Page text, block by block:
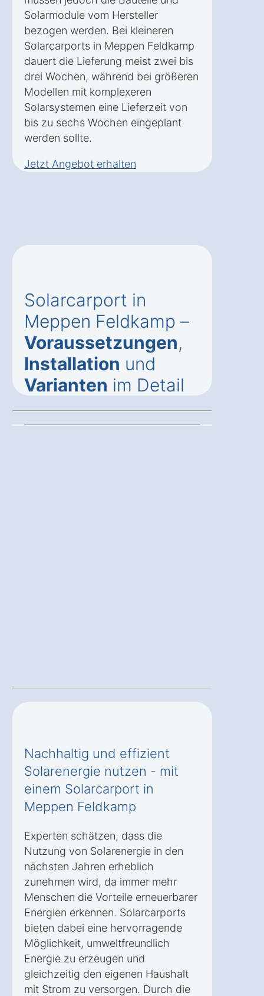
Solarmodule vom Hersteller
bezogen werden. Bei kleineren
Solarcarports in Meppen Feldkamp
dauert die Lieferung meist zwei bis
drei Wochen, während bei größeren
Modellen mit komplexeren
Solarsystemen eine Lieferzeit von
bis zu sechs Wochen eingeplant
werden sollte.
Jetzt Angebot erhalten
Solarcarport in
Meppen Feldkamp –
Voraussetzungen,
Installation und
Varianten im Detail
Nachhaltig und effizient
Solarenergie nutzen - mit
einem Solarcarport in
Meppen Feldkamp
Experten schätzen, dass die
Nutzung von Solarenergie in den
nächsten Jahren erheblich
zunehmen wird, da immer mehr
Menschen die Vorteile erneuerbarer
Energien erkennen. Solarcarports
bieten dabei eine hervorragende
Möglichkeit, umweltfreundlich
Energie zu erzeugen und
gleichzeitig den eigenen Haushalt
mit Strom zu versorgen. Durch die